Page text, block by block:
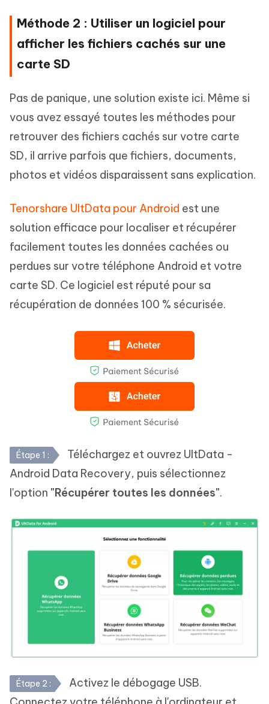
Méthode 2 : Utiliser un logiciel pour
afficher les fichiers cachés sur une
carte SD
Pas de panique, une solution existe ici. Même si
vous avez essayé toutes les méthodes pour
retrouver des fichiers cachés sur votre carte
SD, il arrive parfois que fichiers, documents,
photos et vidéos disparaissent sans explication.
Tenorshare UltData pour Android est une
solution efficace pour localiser et récupérer
facilement toutes les données cachées ou
perdues sur votre téléphone Android et votre
carte SD. Ce logiciel est réputé pour sa
récupération de données 100 % sécurisée.
Étape 1 :
Téléchargez et ouvrez UltData -
Android Data Recovery, puis sélectionnez
l'option "Récupérer toutes les données".
Étape 2 :
Activez le débogage USB.